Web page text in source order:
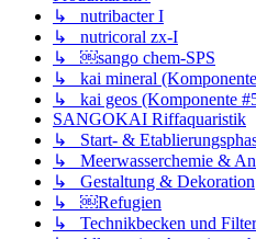
↳ nutribacter I
↳ nutricoral zx-I
↳ ￼sango chem-SPS
↳ kai mineral
↳ kai geos (Komponente
SANGOKAI Riffaquaristik
↳ Start- &
↳ Meerwasserchemie &
↳ Gestaltung & Dekoration
↳ ￼Refugien
↳ Technikbecken und